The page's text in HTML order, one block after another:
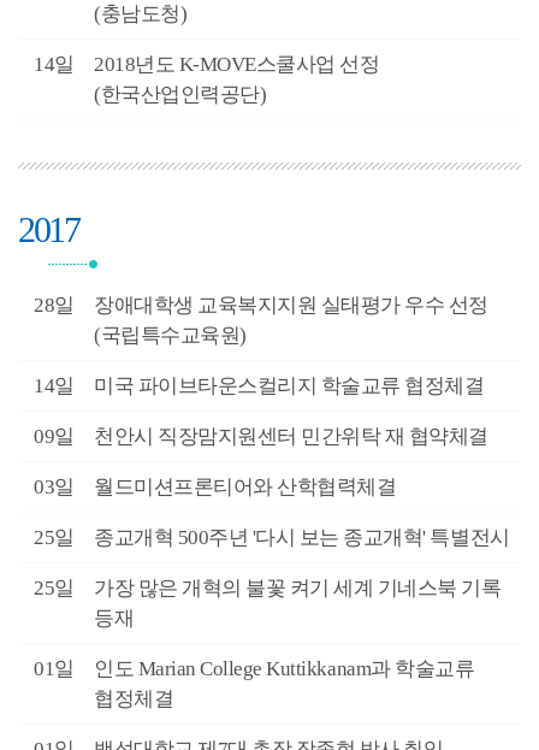
(충남도청)
14일
2018년도 K-MOVE스쿨사업 선정
(한국산업인력공단)
2017
28일
장애대학생 교육복지지원 실태평가 우수 선정
(국립특수교육원)
14일 미국 파이브타운스컬리지 학술교류 협정체결
09일 천안시 직장맘지원센터 민간위탁 재 협약체결
03일 월드미션프론티어와 산학협력체결
25일 종교개혁 500주년 '다시 보는 종교개혁' 특별전시
25일
가장 많은 개혁의 불꽃 켜기 세계 기네스북 기록
등재
01일
인도 Marian College Kuttikkanam과 학술교류
협정체결